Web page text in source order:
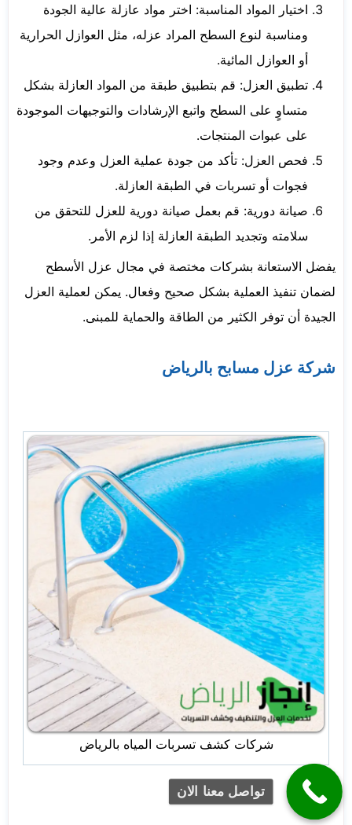
اختيار المواد المناسبة: اختر مواد عازلة عالية الجودة
ومناسبة لنوع السطح المراد عزله، مثل العوازل الحرارية
أو العوازل المائية.
تطبيق العزل: قم بتطبيق طبقة من المواد العازلة بشكل
متساوٍ على السطح واتبع الإرشادات والتوجيهات الموجودة
على عبوات المنتجات.
فحص العزل: تأكد من جودة عملية العزل وعدم وجود
فجوات أو تسربات في الطبقة العازلة.
صيانة دورية: قم بعمل صيانة دورية للعزل للتحقق من
سلامته وتجديد الطبقة العازلة إذا لزم الأمر.
يفضل الاستعانة بشركات مختصة في مجال عزل الأسطح
لضمان تنفيذ العملية بشكل صحيح وفعال. يمكن لعملية العزل
الجيدة أن توفر الكثير من الطاقة والحماية للمبنى.
شركة عزل مسابح بالرياض
شركات كشف تسربات المياه بالرياض
تواصل معنا الان